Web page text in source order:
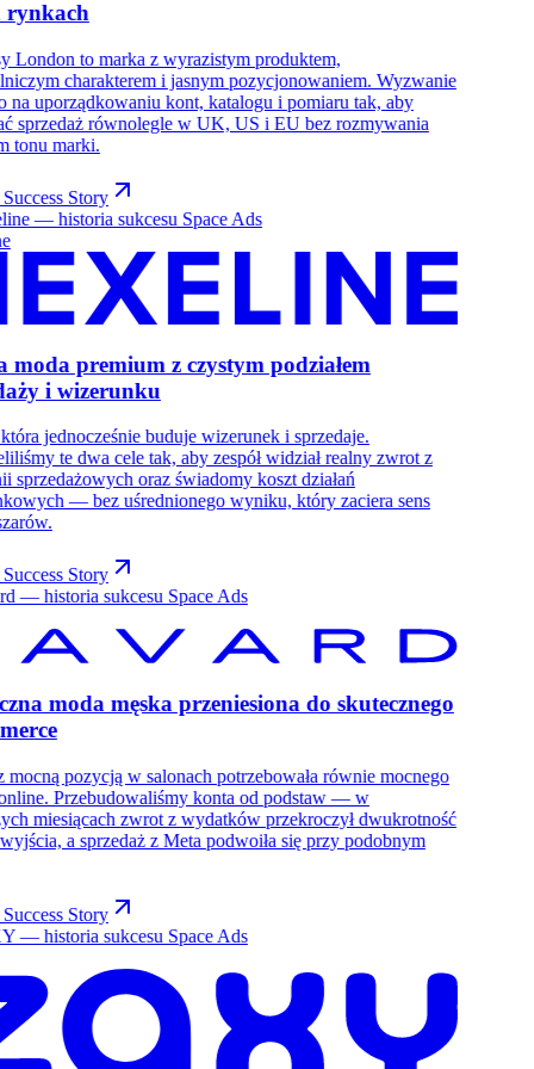
rynkach
London to marka z wyrazistym produktem,
charakterem i jasnym pozycjonowaniem. Wyzwanie
na uporządkowaniu kont, katalogu i pomiaru tak, aby
sprzedaż równolegle w UK, US i EU bez rozmywania
tonu marki.
Story
moda premium z czystym podziałem
i wizerunku
jednocześnie buduje wizerunek i sprzedaje.
te dwa cele tak, aby zespół widział realny zwrot z
sprzedażowych oraz świadomy koszt działań
— bez uśrednionego wyniku, który zaciera sens
Story
moda męska przeniesiona do skutecznego
mocną pozycją w salonach potrzebowała równie mocnego
Przebudowaliśmy konta od podstaw — w
miesiącach zwrot z wydatków przekroczył dwukrotność
a sprzedaż z Meta podwoiła się przy podobnym
Story